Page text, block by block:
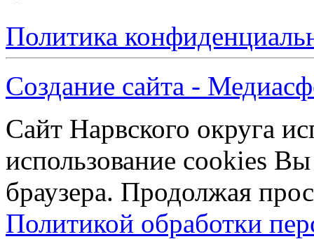
Политика
Создание сайта -
Сайт Нарвского округа
использование cookies
браузера. Продолжая
Политикой обработки